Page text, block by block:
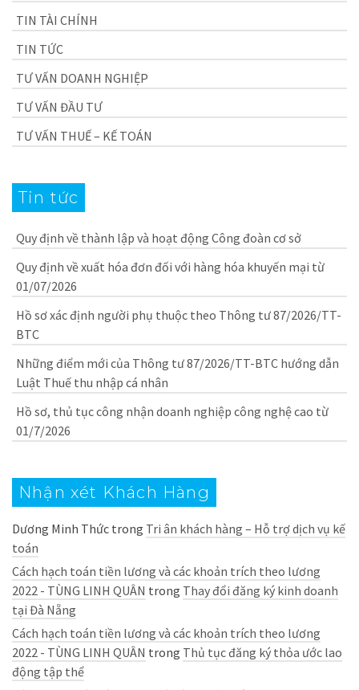
TIN TÀI CHÍNH
TIN TỨC
TƯ VẤN DOANH NGHIỆP
TƯ VẤN ĐẦU TƯ
TƯ VẤN THUẾ – KẾ TOÁN
Tin tức
Quy định về thành lập và hoạt động Công đoàn cơ sở
Quy định về xuất hóa đơn đối với hàng hóa khuyến mại từ
01/07/2026
Hồ sơ xác định người phụ thuộc theo Thông tư 87/2026/TT-
BTC
Những điểm mới của Thông tư 87/2026/TT-BTC hướng dẫn
Luật Thuế thu nhập cá nhân
Hồ sơ, thủ tục công nhận doanh nghiệp công nghệ cao từ
01/7/2026
Nhận xét Khách Hàng
Dương Minh Thức trong Tri ân khách hàng – Hỗ trợ dịch vụ kế
toán
Cách hạch toán tiền lương và các khoản trích theo lương
2022 - TÙNG LINH QUÂN trong Thay đổi đăng ký kinh doanh
tại Đà Nẵng
Cách hạch toán tiền lương và các khoản trích theo lương
2022 - TÙNG LINH QUÂN trong Thủ tục đăng ký thỏa ước lao
động tập thể